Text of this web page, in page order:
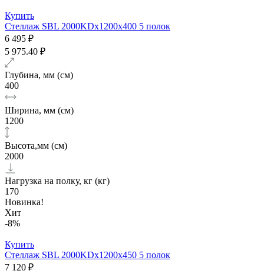
Купить
Стеллаж SBL 2000KDх1200x400 5 полок
6 495 ₽
5 975.40 ₽
Глубина, мм (см)
400
Ширина, мм (см)
1200
Высота,мм (см)
2000
Нагрузка на полку, кг (кг)
170
Новинка!
Хит
-8%
Купить
Стеллаж SBL 2000KDх1200x450 5 полок
7 120 ₽